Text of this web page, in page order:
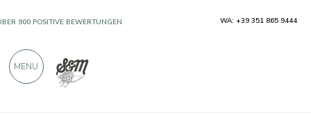
900 POSITIVE BEWERTUNGEN WA: +39 351 865 9444
MENU